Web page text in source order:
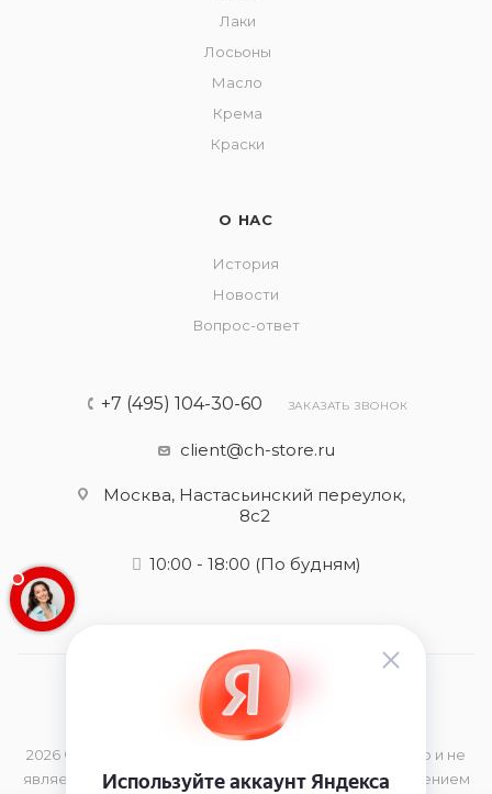
Лаки
Лосьоны
Масло
Крема
Краски
О НАС
История
Новости
Вопрос-ответ
+7 (495) 104-30-60 ЗАКАЗАТЬ ЗВОНОК
client@ch-store.ru
Москва, Настасьинский переулок,
8с2
10:00 - 18:00 (По будням)
2026 © Данный сайт носит информационный характер и не
является публичной офертой, определяемой положением